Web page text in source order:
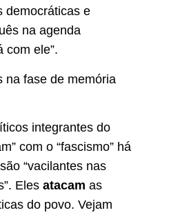
democráticas e
na agenda
com ele”.
na fase de memória
integrantes do
com o “fascismo” há
“vacilantes nas
Eles atacam as
do povo. Vejam